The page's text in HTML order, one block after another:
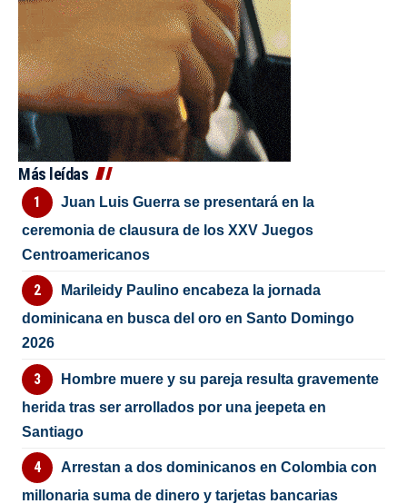
Más leídas
Juan Luis Guerra se presentará en la
ceremonia de clausura de los XXV Juegos
Centroamericanos
Marileidy Paulino encabeza la jornada
dominicana en busca del oro en Santo Domingo
2026
Hombre muere y su pareja resulta gravemente
herida tras ser arrollados por una jeepeta en
Santiago
Arrestan a dos dominicanos en Colombia con
millonaria suma de dinero y tarjetas bancarias